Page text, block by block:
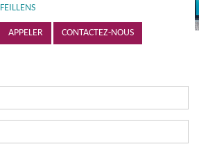
FEILLENS
APPELER CONTACTEZ-NOUS